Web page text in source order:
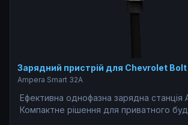
Зарядний пристрій для Chevrolet Bolt
Ampera Smart 32A
Ефективна однофазна зарядна станція
Компактне рішення для приватного